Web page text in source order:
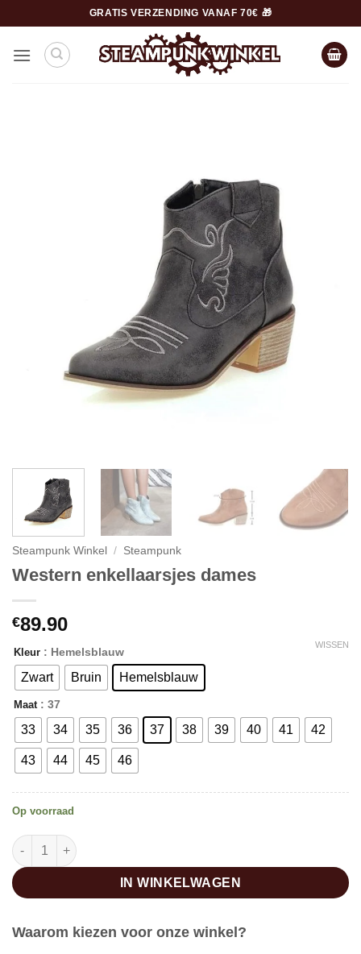
naar
inhoud
GRATIS VERZENDING VANAF 70€ 🎁
Steampunk Winkel / Steampunk
Western enkellaarsjes dames
€89.90
Kleur : Hemelsblauw
Zwart Bruin Hemelsblauw
Maat : 37
33 34 35 36 37 38 39 40 41 42
43 44 45 46
WISSEN
Op voorraad
Western enkellaarsjes dames aantal
IN WINKELWAGEN
Waarom kiezen voor onze winkel?